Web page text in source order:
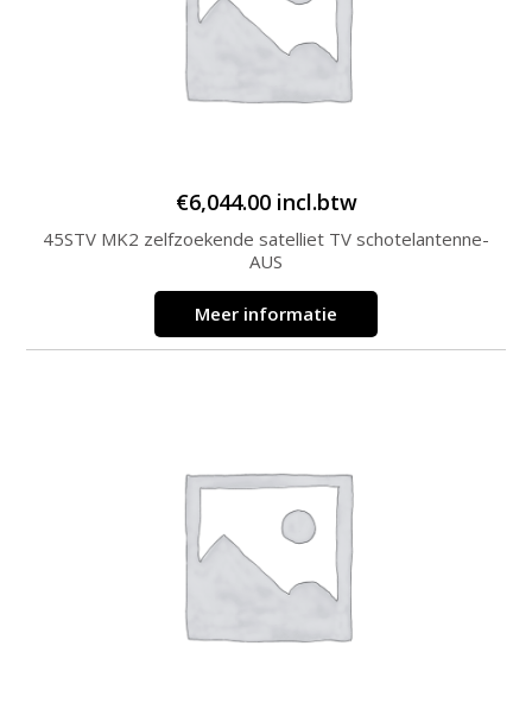
€6,044.00 incl.btw
45STV MK2 zelfzoekende satelliet TV schotelantenne-
AUS
Meer informatie